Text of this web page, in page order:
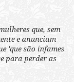
que, sem
e anunciam
'que são infames
para perder as